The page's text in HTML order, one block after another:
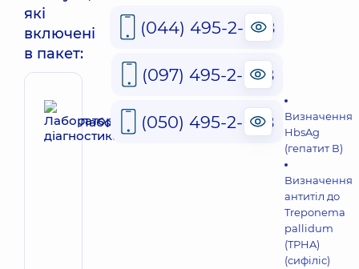
які
включені
в пакет:
Лабораторна діагностика
Визначення
HbsAg
(гепатит В)
Визначення
антитіл до
Treponema
pallidum
(TPHA)
(сифіліс)
(044) 495-2-888
(097) 495-2-888
(050) 495-2-888